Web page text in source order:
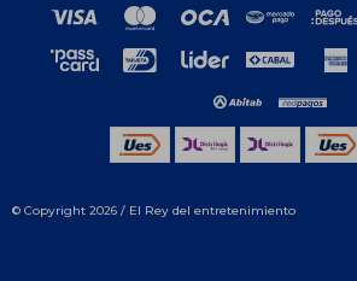
© Copyright 2026 / El Rey del entretenimiento